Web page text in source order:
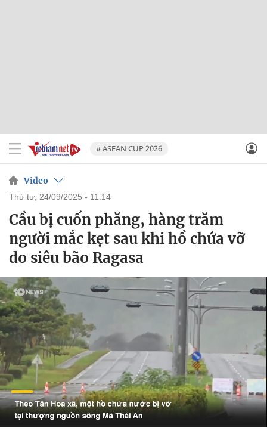
# ASEAN CUP 2026
Video
thứ tư, 24/09/2025 - 11:14
Cầu bị cuốn phăng, hàng trăm
người mắc kẹt sau khi hồ chứa vỡ
do siêu bão Ragasa